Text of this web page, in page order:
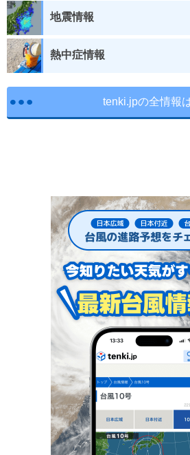
地震情報
熱中症情報
tenki.jpの全情報